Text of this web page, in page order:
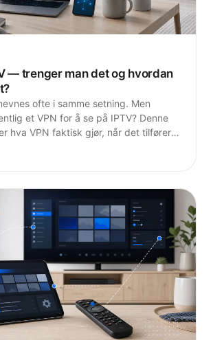
— trenger man det og hvordan
ofte i samme setning. Men
et VPN for å se på IPTV? Denne
hva VPN faktisk gjør, når det tilfører
du setter det opp hvis du velger det.